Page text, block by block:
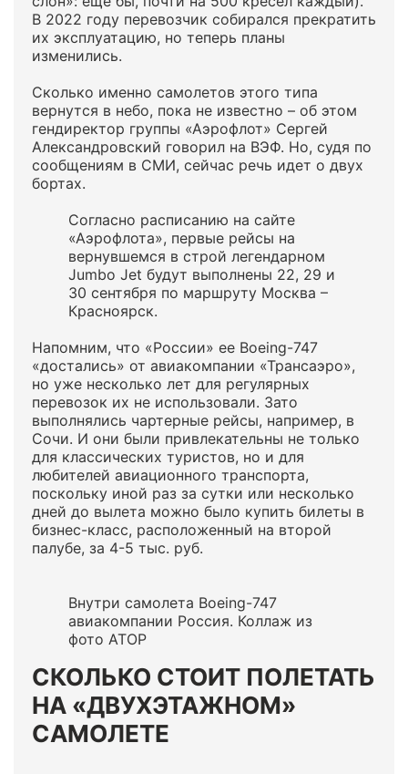
В 2022 году перевозчик собирался прекратить
их эксплуатацию, но теперь планы
изменились.
Сколько именно самолетов этого типа
вернутся в небо, пока не известно – об этом
гендиректор группы «Аэрофлот» Сергей
Александровский говорил на ВЭФ. Но, судя по
сообщениям в СМИ, сейчас речь идет о двух
бортах.
Согласно расписанию на сайте
«Аэрофлота», первые рейсы на
вернувшемся в строй легендарном
Jumbo Jet будут выполнены 22, 29 и
30 сентября по маршруту Москва –
Красноярск.
Напомним, что «России» ее Вoeing-747
«достались» от авиакомпании «Трансаэро»,
но уже несколько лет для регулярных
перевозок их не использовали. Зато
выполнялись чартерные рейсы, например, в
Сочи. И они были привлекательны не только
для классических туристов, но и для
любителей авиационного транспорта,
поскольку иной раз за сутки или несколько
дней до вылета можно было купить билеты в
бизнес-класс, расположенный на второй
палубе, за 4-5 тыс. руб.
Внутри самолета Boeing-747
авиакомпании Россия. Коллаж из
фото АТОР
СКОЛЬКО СТОИТ ПОЛЕТАТЬ
НА «ДВУХЭТАЖНОМ»
САМОЛЕТЕ